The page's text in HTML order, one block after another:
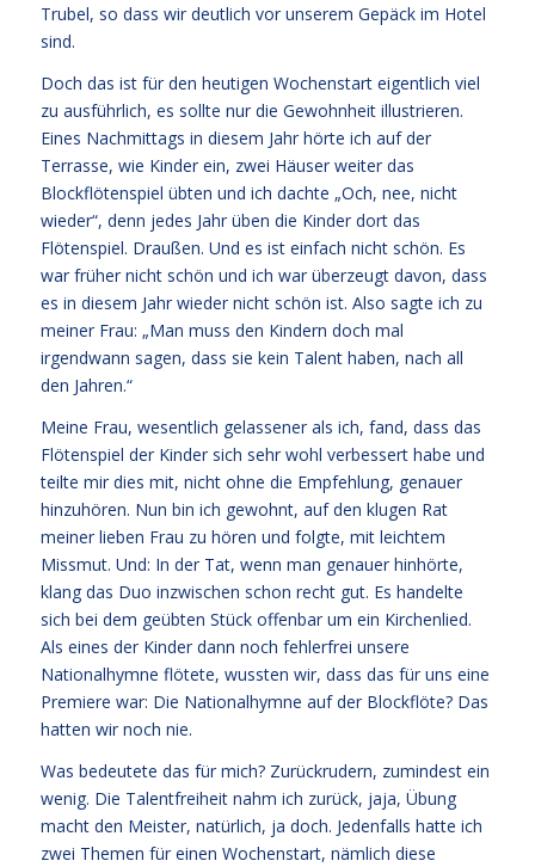
Trubel, so dass wir deutlich vor unserem Gepäck im Hotel
sind.
Doch das ist für den heutigen Wochenstart eigentlich viel
zu ausführlich, es sollte nur die Gewohnheit illustrieren.
Eines Nachmittags in diesem Jahr hörte ich auf der
Terrasse, wie Kinder ein, zwei Häuser weiter das
Blockflötenspiel übten und ich dachte „Och, nee, nicht
wieder“, denn jedes Jahr üben die Kinder dort das
Flötenspiel. Draußen. Und es ist einfach nicht schön. Es
war früher nicht schön und ich war überzeugt davon, dass
es in diesem Jahr wieder nicht schön ist. Also sagte ich zu
meiner Frau: „Man muss den Kindern doch mal
irgendwann sagen, dass sie kein Talent haben, nach all
den Jahren.“
Meine Frau, wesentlich gelassener als ich, fand, dass das
Flötenspiel der Kinder sich sehr wohl verbessert habe und
teilte mir dies mit, nicht ohne die Empfehlung, genauer
hinzuhören. Nun bin ich gewohnt, auf den klugen Rat
meiner lieben Frau zu hören und folgte, mit leichtem
Missmut. Und: In der Tat, wenn man genauer hinhörte,
klang das Duo inzwischen schon recht gut. Es handelte
sich bei dem geübten Stück offenbar um ein Kirchenlied.
Als eines der Kinder dann noch fehlerfrei unsere
Nationalhymne flötete, wussten wir, dass das für uns eine
Premiere war: Die Nationalhymne auf der Blockflöte? Das
hatten wir noch nie.
Was bedeutete das für mich? Zurückrudern, zumindest ein
wenig. Die Talentfreiheit nahm ich zurück, jaja, Übung
macht den Meister, natürlich, ja doch. Jedenfalls hatte ich
zwei Themen für einen Wochenstart, nämlich diese